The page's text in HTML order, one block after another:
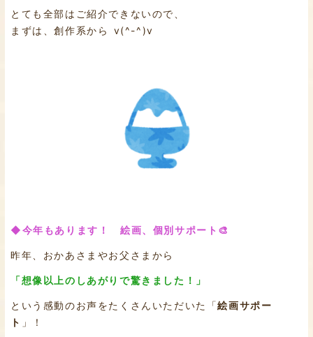
とても全部はご紹介できないので、
まずは、創作系から v(^-^)v
◆今年もあります！ 絵画、個別サポート🎨
昨年、おかあさまやお父さまから
「想像以上のしあがりで驚きました！」
という感動のお声をたくさんいただいた「絵画サポー
ト 」！